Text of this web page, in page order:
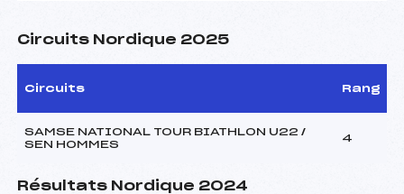
Circuits Nordique 2025
Circuits Rang
SAMSE NATIONAL TOUR BIATHLON U22 /
SEN HOMMES
4
Résultats Nordique 2024